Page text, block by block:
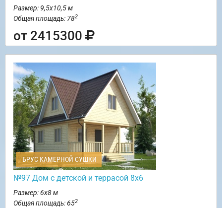
Размер: 9,5х10,5 м
Общая площадь: 782
от 2415300
БРУС КАМЕРНОЙ СУШКИ
№97 Дом с детской и террасой 8х6
Размер: 6х8 м
Общая площадь: 652